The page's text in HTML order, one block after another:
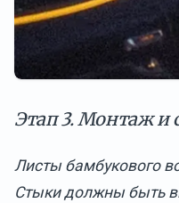
Этап 3. Монтаж и
Листы бамбукового
Стыки должны быть